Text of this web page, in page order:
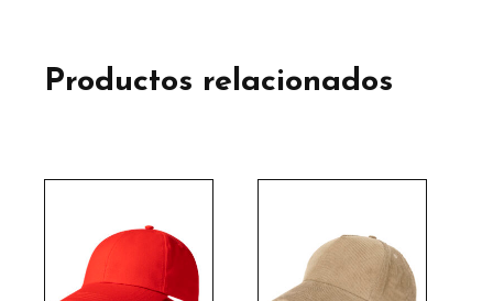
Productos relacionados
producto
tiene
producto
tiene